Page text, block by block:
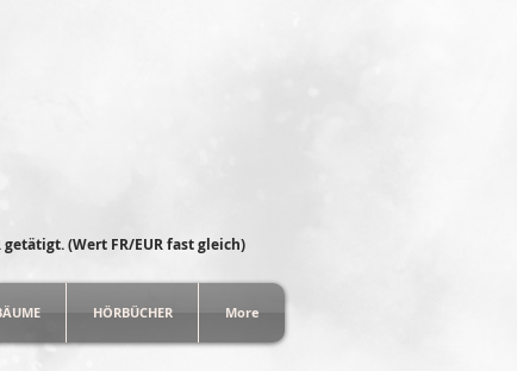
(Wert FR/EUR fast gleich)
HÖRBÜCHER More